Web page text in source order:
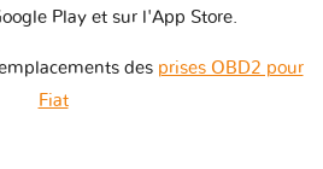
Play et sur l'App Store.
des prises OBD2 pour
Fiat